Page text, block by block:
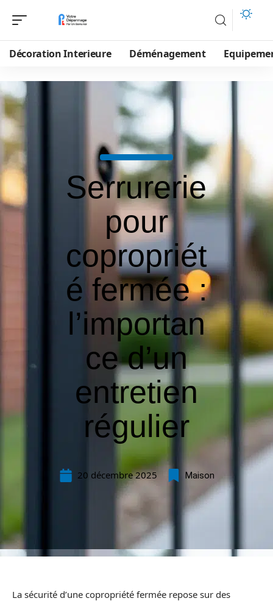
Décoration Interieure Déménagement
Serrurerie
pour
copropriét
é fermée :
l’importan
ce d’un
entretien
régulier
20 décembre 2025 Maison
La sécurité d’une copropriété fermée repose sur des